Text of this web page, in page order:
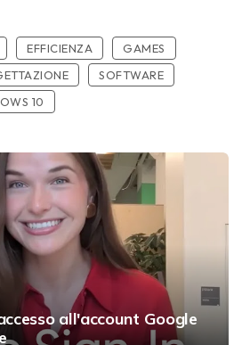
EFFICIENZA
GAMES
SOFTWARE
10
all'account Google